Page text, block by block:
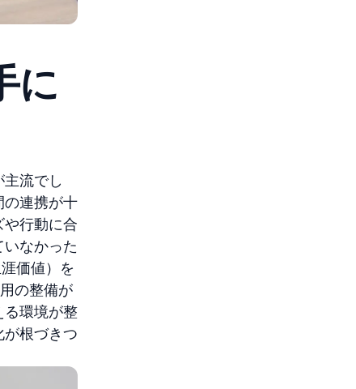
に
流でし
の連携が十
行動に合
なかった
価値）を
の整備が
る環境が整
根づきつ